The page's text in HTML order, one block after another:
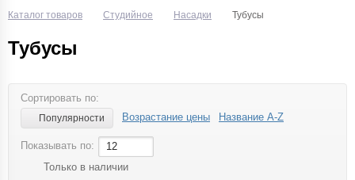
Каталог товаров Студийное Насадки Тубусы
Тубусы
Сортировать по:
Популярности Возрастание цены Название A-Z
Показывать по:
12
Только в наличии